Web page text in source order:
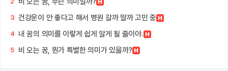
3 건강운이 안 좋다고 해서 병원 갈까 말까 고민 중
4 내 꿈의 의미를 이렇게 쉽게 알게 될 줄이야.
5 비 오는 꿈, 뭔가 특별한 의미가 있을까?